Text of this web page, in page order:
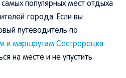
популярных мест отдыха
города. Если вы
путеводитель по
и маршрутам Сестрорецка
на месте и не упустить